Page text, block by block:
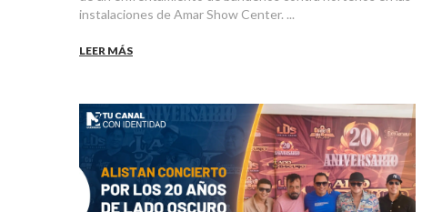
instalaciones de Amar Show Center. ...
LEER MÁS